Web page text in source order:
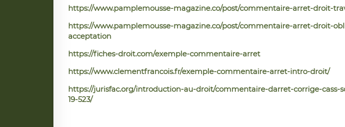
https://www.pamplemousse-magazine.co/post/commentaire-arret-droit-
https://www.pamplemousse-magazine.co/post/commentaire-arret-droit-
acceptation
https://fiches-droit.com/exemple-commentaire-arret
https://www.clementfrancois.fr/exemple-commentaire-arret-intro-droit/
https://jurisfac.org/introduction-au-droit/commentaire-darret-corrige-cass-
19-523/